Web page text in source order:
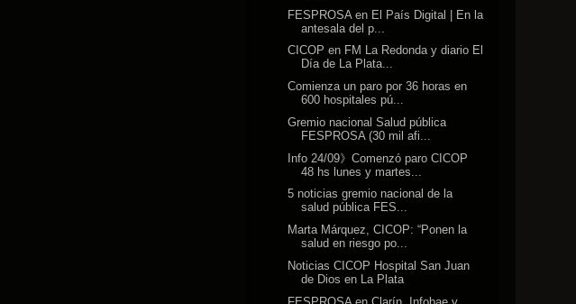
FESPROSA en El País Digital | En la
antesala del p...
CICOP en FM La Redonda y diario El
Día de La Plata...
Comienza un paro por 36 horas en
600 hospitales pú...
Gremio nacional Salud pública
FESPROSA (30 mil afi...
Info 24/09》Comenzó paro CICOP
48 hs lunes y martes...
5 noticias gremio nacional de la
salud pública FES...
Marta Márquez, CICOP: “Ponen la
salud en riesgo po...
Noticias CICOP Hospital San Juan
de Dios en La Plata